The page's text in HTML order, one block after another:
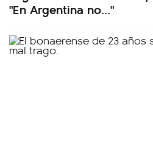
"En Argentina no..."